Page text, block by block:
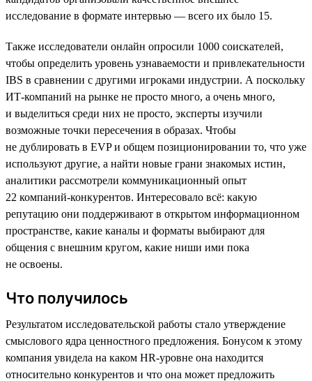
исследование в формате интервью — всего их было 15.
Также исследователи онлайн опросили 1000 соискателей,
чтобы определить уровень узнаваемости и привлекательности
IBS в сравнении с другими игроками индустрии. А поскольку
ИТ-компаний на рынке не просто много, а очень много,
и выделиться среди них не просто, эксперты изучили
возможные точки пересечения в образах. Чтобы
не дублировать в EVP и общем позиционировании то, что уже
используют другие, а найти новые грани знакомых истин,
аналитики рассмотрели коммуникационный опыт
22 компаний-конкурентов. Интересовало всё: какую
репутацию они поддерживают в открытом информационном
пространстве, какие каналы и форматы выбирают для
общения с внешним кругом, какие ниши ими пока
не освоены.
Что получилось
Результатом исследовательской работы стало утверждение
смыслового ядра ценностного предложения. Бонусом к этому
компания увидела на каком HR-уровне она находится
относительно конкурентов и что она может предложить